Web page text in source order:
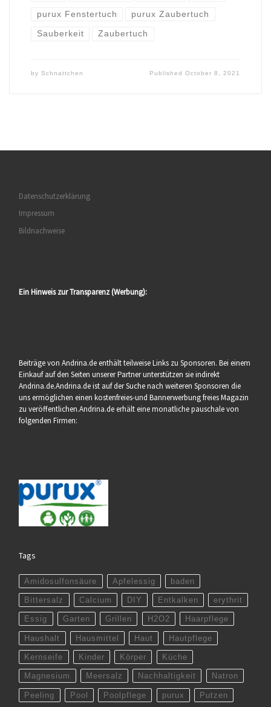
purux Fenstertuch purux Zaubertuch
Sauberkeit Zaubertuch
by Schnattchen PublishedOctober 8, 2021
Datenschutzerklärung
Impressum
Bildnachweise
Ein Hinweis zur Transparenz (Werbung):
Beiträge von Andrina.de enthält teilweise Links zu Sponsoren. Bei einem
Einkauf auf den Seiten unserer Partner unterstützen sie indirekt
Andrina.de.Andrina.de ist auf der Suche nach weiteren Sponsoren die
uns ermöglichen einen kostenfreies-und Bannerwerbung freies Magazin
zu veröffentlichen.Andrina.de erhält eine monatliche pauschale von
folgenden Firmen:
Tags
Amidosulfonsäure Apfelessig baden
Bittersalz Calcium DIY Entkalken erythrit
Essig Garten Grillen H2O2 Haarpflege
Haushalt Hausmittel Haut Hautpflege
Kernseife Kinder Körper Küche
Magnesium Meersalz Nachhaltigkeit Natron
Peeling Pool Poolpflege purux Putzen